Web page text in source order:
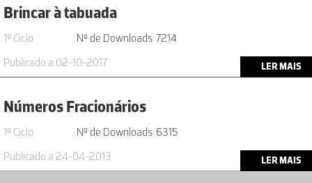
Brincar à tabuada
1º Ciclo
Nº de Downloads: 7214
Publicado a 02-10-2017
LER MAIS
Números Fracionários
1º Ciclo
Nº de Downloads: 6315
Publicado a 24-04-2013
LER MAIS